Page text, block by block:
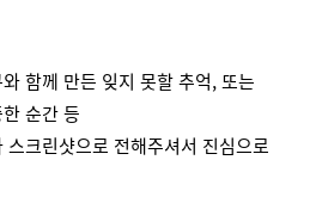
함께 만든 잊지 못할 추억, 또는
순간 등
크린샷으로 전해주셔서 진심으로